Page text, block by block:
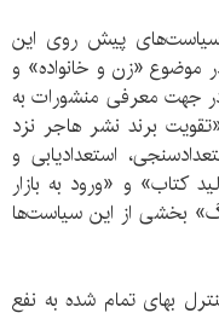
سیاست‌های پیش روی این
موضوع «زن و خانواده» و
جهت معرفی منشورات به
برند نشر هاجر نزد
استعدادیابی و
کتاب» و «ورود به بازار
بخشی از این سیاست‌ها
بهای تمام شده به نفع